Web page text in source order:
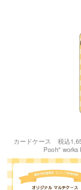
カードケース 税込
Pooh"